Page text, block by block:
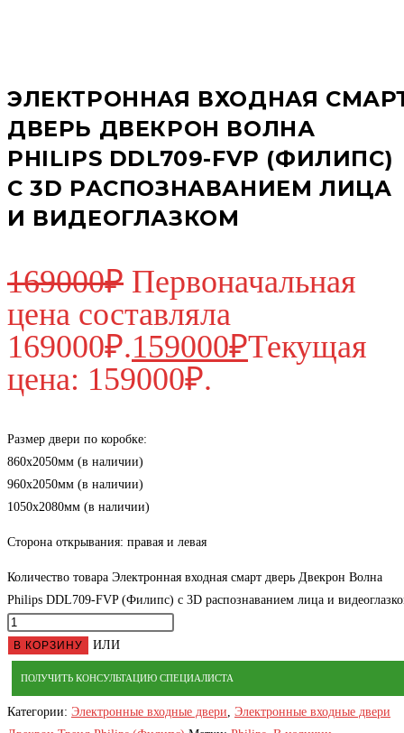
ЭЛЕКТРОННАЯ ВХОДНАЯ
ДВЕРЬ ДВЕКРОН ВОЛНА
PHILIPS DDL709-FVP (ФИЛИПС)
С 3D РАСПОЗНАВАНИЕМ ЛИЦА
И ВИДЕОГЛАЗКОМ
169000₽ Первоначальная
цена составляла
169000₽.159000₽Текущая
цена: 159000₽.
Размер двери по коробке:
860х2050мм (в наличии)
960х2050мм (в наличии)
1050х2080мм (в наличии)
Сторона открывания: правая и левая
Количество товара Электронная входная смарт дверь Двекрон Волна
Philips DDL709-FVP (Филипс) с 3D распознаванием лица и
В КОРЗИНУ ИЛИ
ПОЛУЧИТЬ КОНСУЛЬТАЦИЮ СПЕЦИАЛИСТА
Категории: Электронные входные двери, Электронные входные двери